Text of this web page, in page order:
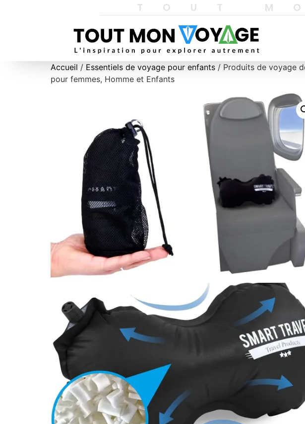
TOUT
Accueil / Essentiels de voyage pour enfants / Produits de voyage
pour femmes, Homme et Enfants